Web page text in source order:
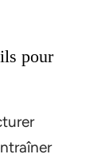
pour